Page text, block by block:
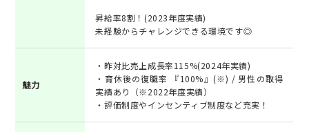
昇給率8割！(2023年度実績)
未経験からチャレンジできる環境です◎
魅力
・昨対比売上成長率115%(2024年実績)
・育休後の復職率 『100%』(※) / 男性の取得
実績あり（※2022年度実績）
・評価制度やインセンティブ制度など充実！